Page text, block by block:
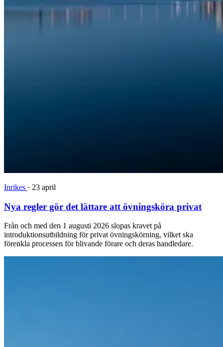
Inrikes · 23 april
Nya regler gör det lättare att övningsköra privat
Från och med den 1 augusti 2026 slopas kravet på
introduktionsutbildning för privat övningskörning, vilket ska
förenkla processen för blivande förare och deras handledare.